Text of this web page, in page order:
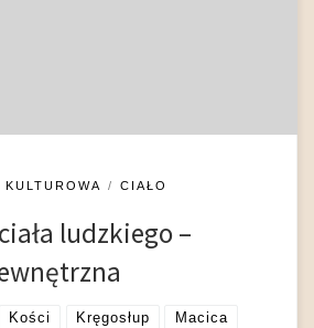
CIAŁO
ludzkiego –
Kości Kręgosłup Macica